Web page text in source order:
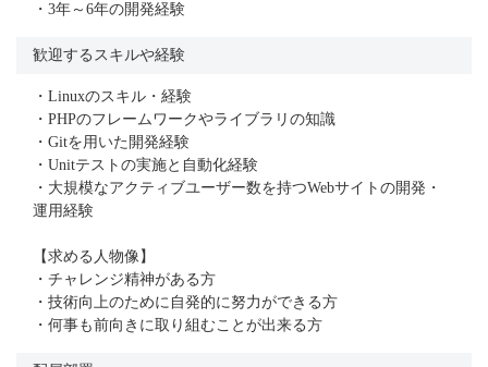
・3年～6年の開発経験
歓迎するスキルや経験
・Linuxのスキル・経験
・PHPのフレームワークやライブラリの知識
・Gitを用いた開発経験
・Unitテストの実施と自動化経験
・大規模なアクティブユーザー数を持つWebサイトの開発・
運用経験
【求める人物像】
・チャレンジ精神がある方
・技術向上のために自発的に努力ができる方
・何事も前向きに取り組むことが出来る方